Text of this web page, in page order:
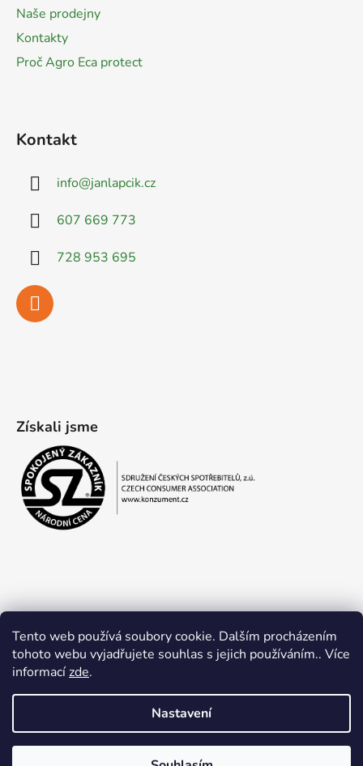
Tento web používá soubory cookie. Dalším procházením
tohoto webu vyjadřujete souhlas s jejich používáním.. Více
informacízde.
Nastavení
Naše prodejny
Kontakty
Proč Agro Eca protect
Kontakt
info@janlapcik.cz
607 669 773
728 953 695
Získali jsme
Obchodní podmínky Ochrana osobních údajů